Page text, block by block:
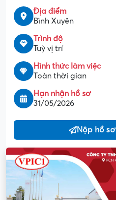
Địa điểm
Bình Xuyên
Trình độ
Tuỳ vị trí
Hình thức làm việc
Toàn thời gian
Hạn nhận hồ sơ
31/05/2026
Nộp hồ sơ